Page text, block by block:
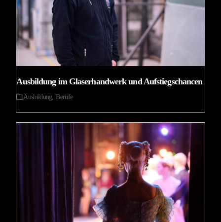
Ausbildung im Glaserhandwerk und Aufstiegschancen
Ausbildung, Berufe